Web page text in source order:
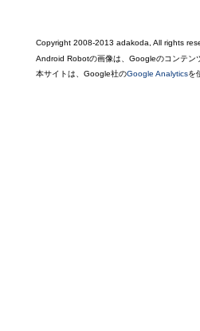
Copyright 2008-2013 adakoda, All rights
Android Robotの画像は、Googleのコンテン
本サイトは、Google社のGoogle Analyticsを